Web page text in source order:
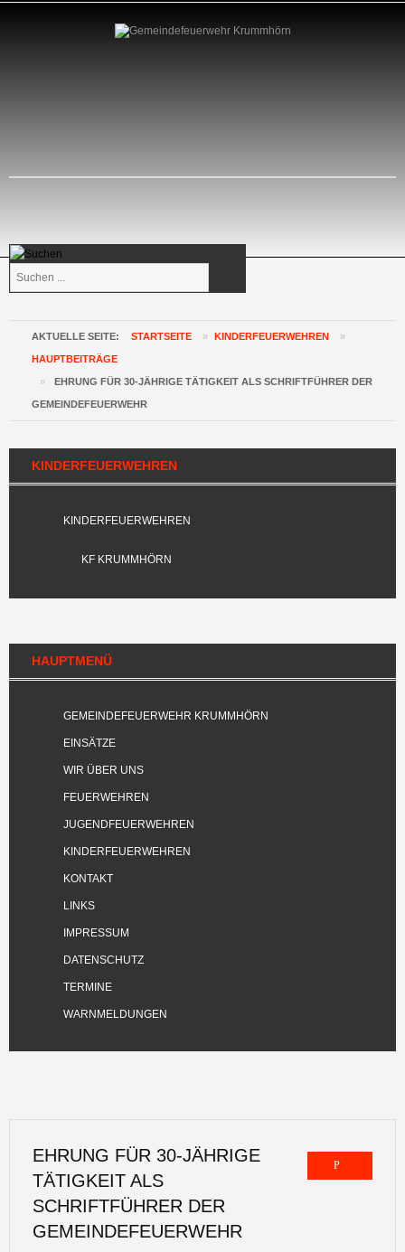
AKTUELLE SEITE: STARTSEITE » KINDERFEUERWEHREN »
HAUPTBEITRÄGE
» EHRUNG FÜR 30-JÄHRIGE TÄTIGKEIT ALS SCHRIFTFÜHRER DER
GEMEINDEFEUERWEHR
KINDERFEUERWEHREN
KINDERFEUERWEHREN
KF KRUMMHÖRN
HAUPTMENÜ
GEMEINDEFEUERWEHR KRUMMHÖRN
EINSÄTZE
WIR ÜBER UNS
FEUERWEHREN
JUGENDFEUERWEHREN
KINDERFEUERWEHREN
KONTAKT
LINKS
IMPRESSUM
DATENSCHUTZ
TERMINE
WARNMELDUNGEN
EHRUNG FÜR 30-JÄHRIGE
TÄTIGKEIT ALS
SCHRIFTFÜHRER DER
GEMEINDEFEUERWEHR